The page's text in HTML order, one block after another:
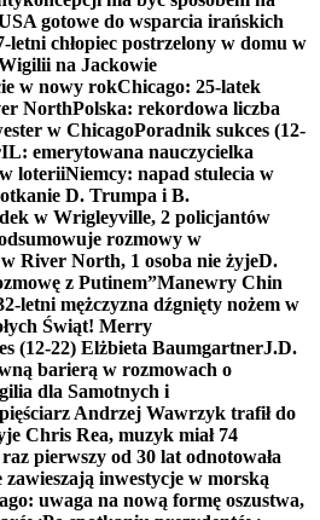
gotowe do wsparcia irańskich
letni chłopiec postrzelony w domu w
na Jackowie
w nowy rokChicago: 25-latek
NorthPolska: rekordowa liczba
w ChicagoPoradnik sukces (12-
IL: emerytowana nauczycielka
loteriiNiemcy: napad stulecia w
D. Trumpa i B.
w Wrigleyville, 2 policjantów
rozmowy w
River North, 1 osoba nie żyjeD.
z Putinem”Manewry Chin
letni mężczyzna dźgnięty nożem w
Świąt! Merry
(12-22) Elżbieta BaumgartnerJ.D.
barierą w rozmowach o
dla Samotnych i
Andrzej Wawrzyk trafił do
Chris Rea, muzyk miał 74
pierwszy od 30 lat odnotowała
inwestycje w morską
uwaga na nową formę oszustwa,